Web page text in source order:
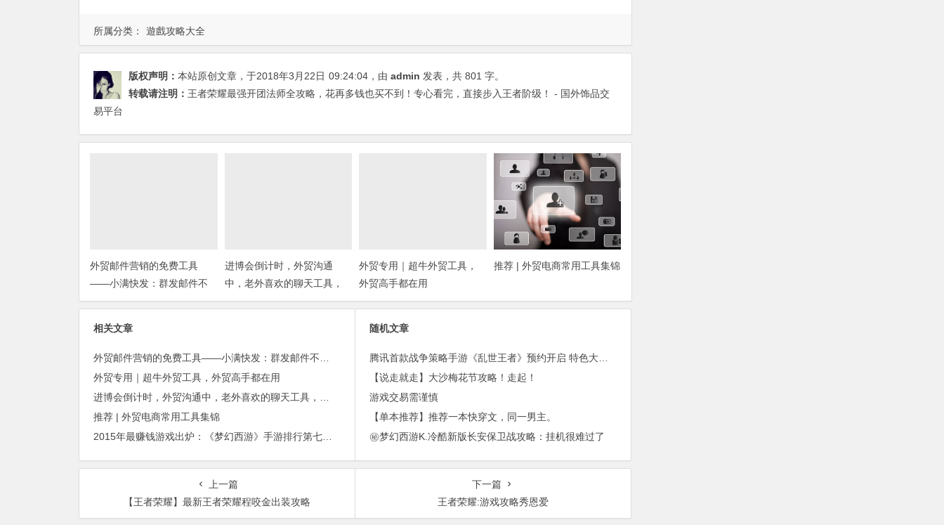
所属分类： 遊戲攻略大全
版权声明： 本站原创文章，于2018年3月22日 09:24:04 ，由 admin 发表，共 801 字。
转载请注明： 王者荣耀最强开团法师全攻略，花再多钱也买不到！专心看完，直接步入王者阶级！ - 国外饰品交
易平台
外贸邮件营销的免费工具
——小满快发：群发邮件不
担心IP被封
进博会倒计时，外贸沟通
中，老外喜欢的聊天工具，
你知道几种？
外贸专用｜超牛外贸工具，
外贸高手都在用
推荐 | 外贸电商常用工具集锦
相关文章
外贸专用｜超牛外贸工具，外贸高手都在用
推荐 | 外贸电商常用工具集锦
随机文章
【说走就走】大沙梅花节攻略！走起！
游戏交易需谨慎
【单本推荐】推荐一本快穿文，同一男主。
㊙梦幻西游K.冷酷新版长安保卫战攻略：挂机很难过了
上一篇
【王者荣耀】最新王者荣耀程咬金出装攻略
下一篇
王者荣耀:游戏攻略秀恩爱